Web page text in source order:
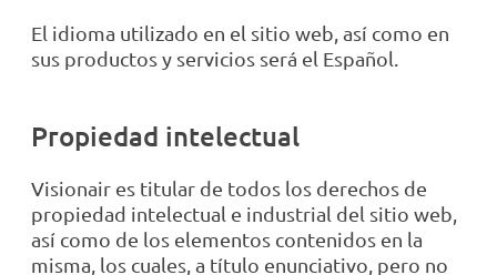
El idioma utilizado en el sitio web, así como en
sus productos y servicios será el Español.
Propiedad intelectual
Visionair es titular de todos los derechos de
propiedad intelectual e industrial del sitio web,
así como de los elementos contenidos en la
misma, los cuales, a título enunciativo, pero no